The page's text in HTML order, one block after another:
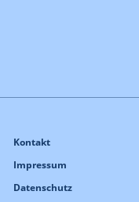
Kontakt
Impressum
Datenschutz